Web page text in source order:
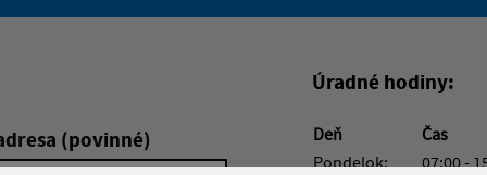
(povinné)
Úradné hodiny:
Deň
Čas
Pondelok:
07:00 -